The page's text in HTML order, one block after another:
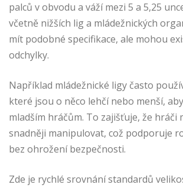
palců v obvodu a váží mezi 5 a 5,25
včetně nižších lig a mládežnických
mít podobné specifikace, ale mohou
odchylky.
Například mládežnické ligy často
které jsou o něco lehčí nebo menší,
mladším hráčům. To zajišťuje, že hráči
snadněji manipulovat, což podporuje
bez ohrožení bezpečnosti.
Zde je rychlé srovnání standardů